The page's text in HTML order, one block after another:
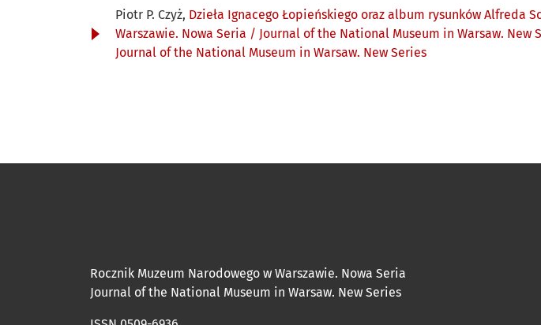
Piotr P. Czyż, Dzieła Ignacego Łopieńskiego oraz album rysunków Alfreda
Warszawie. Nowa Seria / Journal of the National Museum in Warsaw. New
Journal of the National Museum in Warsaw. New Series
Rocznik Muzeum Narodowego w Warszawie. Nowa Seria
Journal of the National Museum in Warsaw. New Series